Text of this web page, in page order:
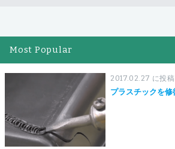
Most Popular
2017.02.27 に投
プラスチックを